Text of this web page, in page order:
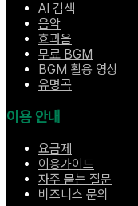
AI 검색
음악
효과음
무료 BGM
BGM 활용 영상
유명곡
이용 안내
요금제
이용가이드
자주 묻는 질문
비즈니스 문의